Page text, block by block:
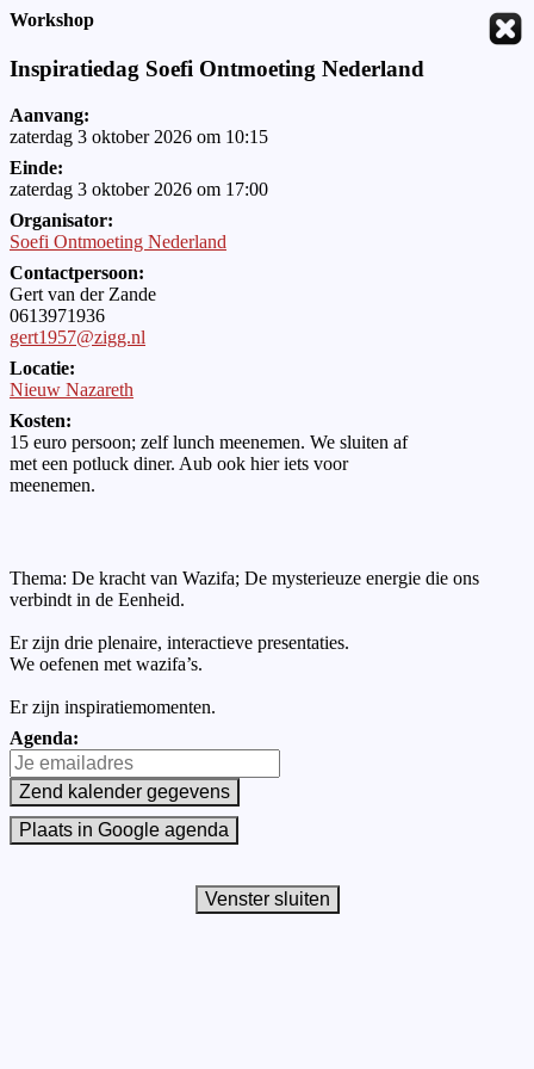
Workshop
Inspiratiedag Soefi Ontmoeting Nederland
Aanvang:
zaterdag 3 oktober 2026 om 10:15
Einde:
zaterdag 3 oktober 2026 om 17:00
Organisator:
Soefi Ontmoeting Nederland
Contactpersoon:
Gert van der Zande
0613971936
gert1957@zigg.nl
Locatie:
Nieuw Nazareth
Kosten:
15 euro persoon; zelf lunch meenemen. We sluiten af
met een potluck diner. Aub ook hier iets voor
meenemen.
Thema: De kracht van Wazifa; De mysterieuze energie die ons
verbindt in de Eenheid.
Er zijn drie plenaire, interactieve presentaties.
We oefenen met wazifa’s.
Er zijn inspiratiemomenten.
Agenda: